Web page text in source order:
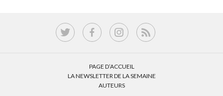
PAGE D’ACCUEIL
LA NEWSLETTER DE LA SEMAINE
AUTEURS